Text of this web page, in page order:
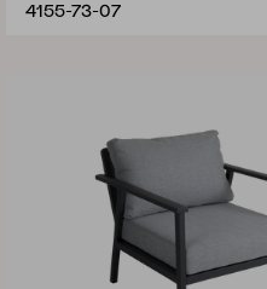
4155-73-07